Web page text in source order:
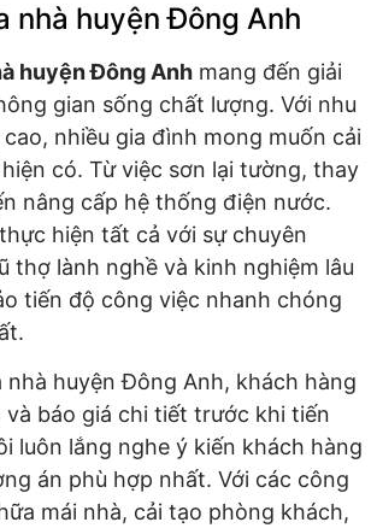
nhà huyện Đông Anh
huyện Đông Anh mang đến giải
gian sống chất lượng. Với nhu
nhiều gia đình mong muốn cải
có. Từ việc sơn lại tường, thay
nâng cấp hệ thống điện nước.
hiện tất cả với sự chuyên
thợ lành nghề và kinh nghiệm lâu
tiến độ công việc nhanh chóng
nhà huyện Đông Anh, khách hàng
và báo giá chi tiết trước khi tiến
luôn lắng nghe ý kiến khách hàng
án phù hợp nhất. Với các công
mái nhà, cải tạo phòng khách,